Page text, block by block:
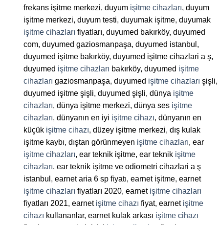
frekans işitme merkezi, duyum işitme cihazları, duyum
işitme merkezi, duyum testi, duyumak işitme, duyumak
işitme cihazları fiyatları, duyumed bakırköy, duyumed
com, duyumed gaziosmanpaşa, duyumed istanbul,
duyumed işitme bakırköy, duyumed işitme cihazlari a ş,
duyumed işitme cihazları bakırköy, duyumed işitme
cihazları gaziosmanpaşa, duyumed işitme cihazları şişli,
duyumed işitme şişli, duyumed şişli, dünya işitme
cihazları, dünya işitme merkezi, dünya ses işitme
cihazları, dünyanın en iyi işitme cihazı, dünyanın en
küçük işitme cihazı, düzey işitme merkezi, dış kulak
işitme kaybı, dıştan görünmeyen işitme cihazları, ear
işitme cihazları, ear teknik işitme, ear teknik işitme
cihazları, ear teknik işitme ve odiometri cihazlari a ş
istanbul, earnet aria 6 sp fiyatı, earnet işitme, earnet
işitme cihazları fiyatları 2020, earnet işitme cihazları
fiyatları 2021, earnet işitme cihazı fiyat, earnet işitme
cihazı kullananlar, earnet kulak arkası işitme cihazı